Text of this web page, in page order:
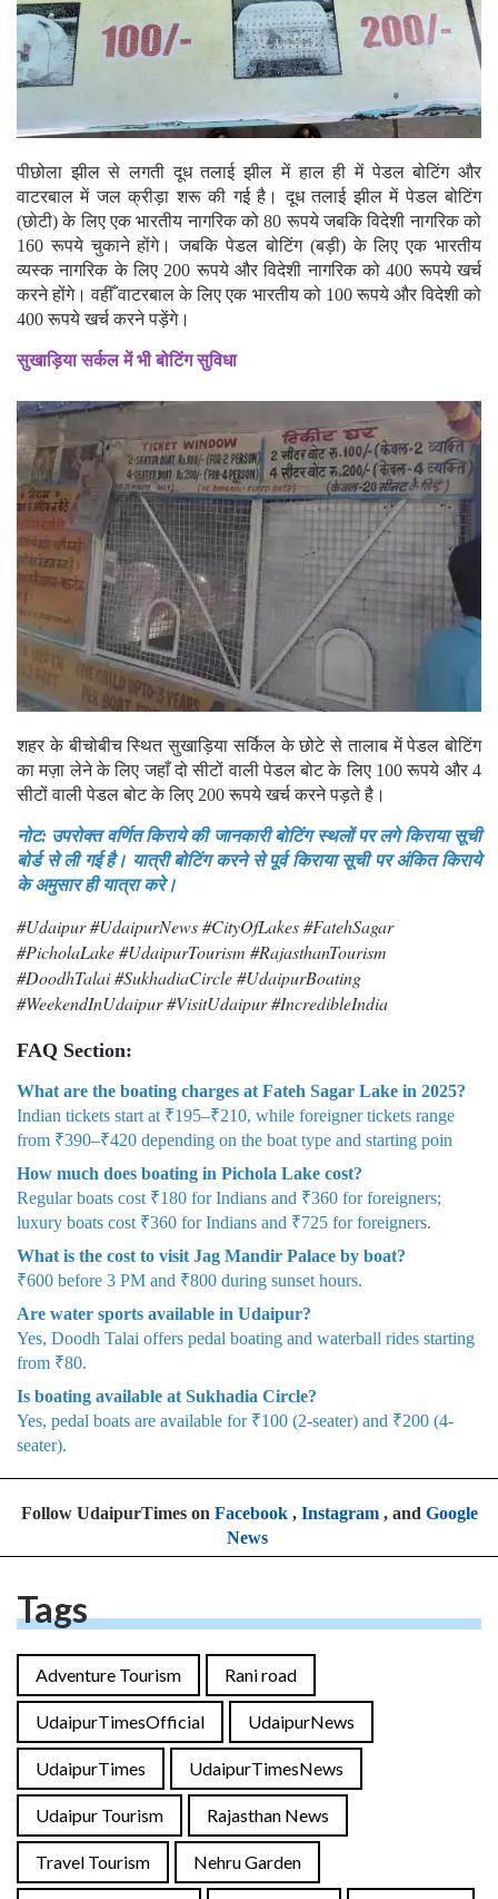
पीछोला झील से लगती दूध तलाई झील में हाल ही में पेडल बोटिंग और
वाटरबाल में जल क्रीड़ा शरू की गई है। दूध तलाई झील में पेडल बोटिंग
(छोटी) के लिए एक भारतीय नागरिक को 80 रूपये जबकि विदेशी नागरिक को
160 रूपये चुकाने होंगे। जबकि पेडल बोटिंग (बड़ी) के लिए एक भारतीय
व्यस्क नागरिक के लिए 200 रूपये और विदेशी नागरिक को 400 रूपये खर्च
करने होंगे। वहीँ वाटरबाल के लिए एक भारतीय को 100 रूपये और विदेशी को
400 रूपये खर्च करने पड़ेंगे।
सुखाड़िया सर्कल में भी बोटिंग सुविधा
शहर के बीचोबीच स्थित सुखाड़िया सर्किल के छोटे से तालाब में पेडल बोटिंग
का मज़ा लेने के लिए जहाँ दो सीटों वाली पेडल बोट के लिए 100 रूपये और 4
सीटों वाली पेडल बोट के लिए 200 रूपये खर्च करने पड़ते है।
नोट: उपरोक्त वर्णित किराये की जानकारी बोटिंग स्थलों पर लगे किराया सूची
बोर्ड से ली गई है। यात्री बोटिंग करने से पूर्व किराया सूची पर अंकित किराये
के अमुसार ही यात्रा करे।
#Udaipur #UdaipurNews #CityOfLakes #FatehSagar
#PicholaLake #UdaipurTourism #RajasthanTourism
#DoodhTalai #SukhadiaCircle #UdaipurBoating
#WeekendInUdaipur #VisitUdaipur #IncredibleIndia
FAQ Section:
What are the boating charges at Fateh Sagar Lake in 2025?
Indian tickets start at ₹195–₹210, while foreigner tickets range
from ₹390–₹420 depending on the boat type and starting poin
How much does boating in Pichola Lake cost?
Regular boats cost ₹180 for Indians and ₹360 for foreigners;
luxury boats cost ₹360 for Indians and ₹725 for foreigners.
What is the cost to visit Jag Mandir Palace by boat?
₹600 before 3 PM and ₹800 during sunset hours.
Are water sports available in Udaipur?
Yes, Doodh Talai offers pedal boating and waterball rides starting
from ₹80.
Is boating available at Sukhadia Circle?
Yes, pedal boats are available for ₹100 (2-seater) and ₹200 (4-
seater).
Follow UdaipurTimes on Facebook, Instagram, and Google
News
Tags
Adventure Tourism Rani road
UdaipurTimesOfficial UdaipurNews
UdaipurTimes UdaipurTimesNews
Udaipur Tourism Rajasthan News
Travel Tourism Nehru Garden